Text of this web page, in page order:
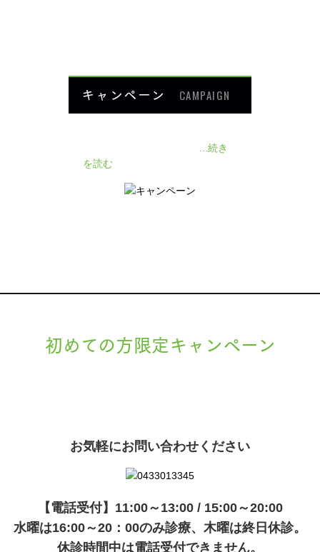
キャンペーン CAMPAIGN
...続き
を読む
初めての方限定キャンペーン
お気軽にお問い合わせください
【電話受付】11:00～13:00 / 15:00～20:00
水曜は16:00～20：00のみ診療、木曜は終日休診。
休診時間中は電話受付できません。